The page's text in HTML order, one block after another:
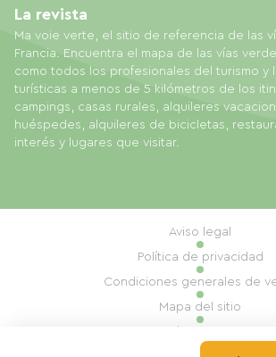
Ma voie verte, el sitio de referencia de las
Francia. Encuentra el mapa de las vías
como todos los profesionales del turismo y
turísticas a menos de 5 kilómetros de los
campings, casas rurales, alquileres
huéspedes, alquileres de bicicletas,
interés y lugares que visitar.
La revista
Aviso legal
Política de privacidad
Condiciones generales de
Mapa del sitio